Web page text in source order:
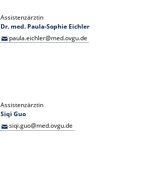
Assistenzärztin
Dr. med. Paula-Sophie Eichler
paula.eichler@med.ovgu.de
Assistenzärztin
Siqi Guo
siqi.guo@med.ovgu.de